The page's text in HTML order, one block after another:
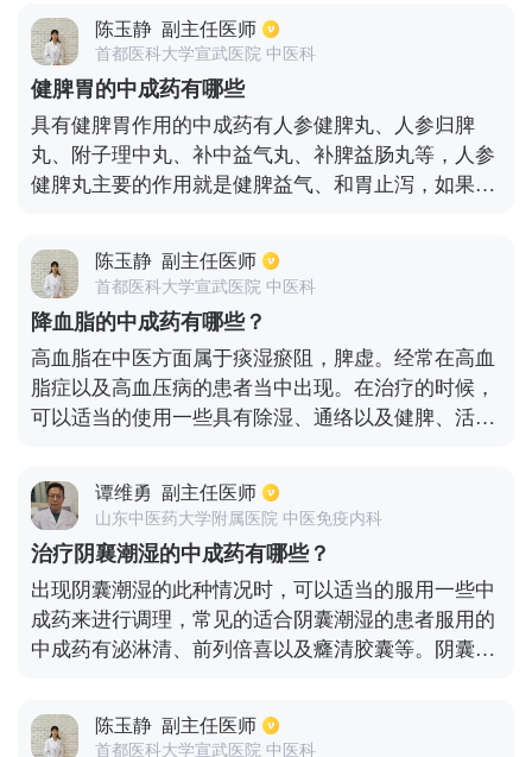
用中成药补充是非常有必要的。像腰膝酸软、畏寒、
遗精等症状都是脾肾不好的表现，需要注意根据实际
情况在医生的指导下，适当的服用一些中成药进行调
理。
陈玉静 副主任医师
首都医科大学宣武医院 中医科
健脾胃的中成药有哪些
具有健脾胃作用的中成药有人参健脾丸、人参归脾
丸、附子理中丸、补中益气丸、补脾益肠丸等，人参
健脾丸主要的作用就是健脾益气、和胃止泻，如果患
降、体弱倦怠等症状可以服用，人参归脾丸主要作用
就是益气补血、健脾养心，对于气血不足、失眠、面
色萎黄、月经量少能够起到一定的作用，不同的药物
可以缓解不同的病症。
陈玉静 副主任医师
首都医科大学宣武医院 中医科
降血脂的中成药有哪些？
高血脂在中医方面属于痰湿瘀阻，脾虚。经常在高血
脂症以及高血压病的患者当中出现。在治疗的时候，
可以适当的使用一些具有除湿、通络以及健脾、活血
有：脂降宁片、银杏叶片、大黄醇片、脂可清胶囊、
决明子降脂片、通脉降脂片、丹田降脂丸、血脂康胶
囊、降脂平等。它们都去有降血脂、活血通络、降血
压的作用。在用药物治疗的同时，要多注意观察，并
且注意生活调节。饮食方面需要适当的多吃一些新鲜
的蔬菜水果，像是海带、山楂、洋葱、萝卜、草莓、
木耳、菠萝、香菇等。另外还要多喝水，尽量保持大
谭维勇 副主任医师
山东中医药大学附属医院 中医免疫内科
治疗阴襄潮湿的中成药有哪些？
出现阴囊潮湿的此种情况时，可以适当的服用一些中
成药来进行调理，常见的适合阴囊潮湿的患者服用的
中成药有泌淋清、前列倍喜以及癃清胶囊等。阴囊潮
多喝一些温水。同时还要注意保持患处的清洁卫生，
平时可根据情况适当锻炼身体，饮食也应注意清淡一
陈玉静 副主任医师
首都医科大学宣武医院 中医科